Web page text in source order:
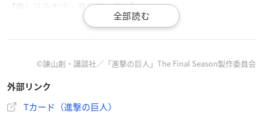
【申し込み方法・発行開始日時】
店頭発行開始日：2022年2月22日(火)～
TSUTAYA実施店舗はこちら
©諫山創・講談社／「進撃の巨人」The Final Season製作委員会
外部リンク
Tカード（進撃の巨人）